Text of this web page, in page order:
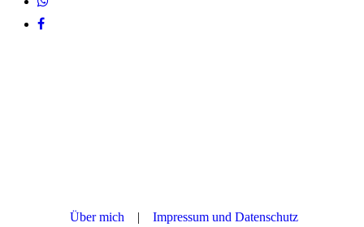
Über mich | Impressumund Datenschutz